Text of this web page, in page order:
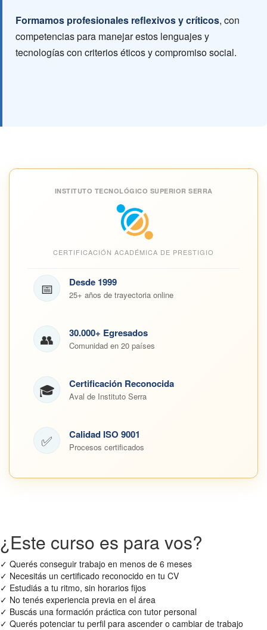
Formamos profesionales reflexivos y críticos, con
competencias para manejar estos lenguajes y
tecnologías con criterios éticos y compromiso social.
INSTITUTO TECNOLÓGICO SUPERIOR SERRA
CERTIFICACIÓN ACADÉMICA DE PRESTIGIO
📅 Desde 1999
25+ años de trayectoria online
👥 30.000+ Egresados
Comunidad en 20 países
🎓 Certificación Reconocida
Aval de Instituto Serra
✅ Calidad ISO 9001
Procesos certificados
¿Este curso es para vos?
✓ Querés conseguir trabajo en menos de 6 meses
✓ Necesitás un certificado reconocido en tu CV
✓ Estudiás a tu ritmo, sin horarios fijos
✓ No tenés experiencia previa en el área
✓ Buscás una formación práctica con tutor personal
✓ Querés potenciar tu perfil para ascender o cambiar de trabajo